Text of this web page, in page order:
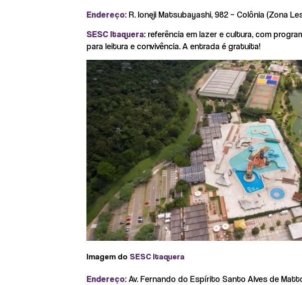
Endereço: R. Ioneji Matsubayashi, 982 – Colônia (Zona
SESC Itaquera: referência em lazer e cultura, com
para leitura e convivência. A entrada é gratuita!
Imagem do SESC Itaquera
Endereço: Av. Fernando do Espírito Santo Alves de